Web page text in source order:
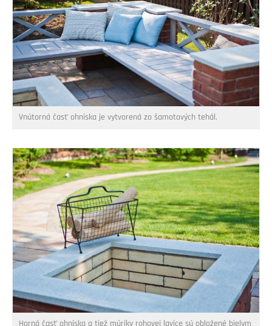
Vnútorná časť ohniska je vytvorená zo šamotových tehál.
Horná časť ohniska a tiež múriky rohovej lavice sú obložené bielym